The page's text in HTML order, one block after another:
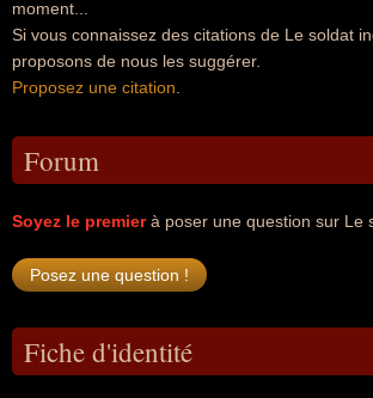
moment...
Si vous connaissez des citations de Le soldat
proposons de nous les suggérer.
Proposez une citation
Forum
Soyez le premierà poser une question sur Le
Fiche d'identité